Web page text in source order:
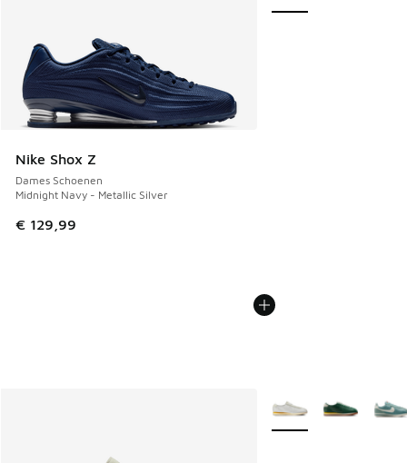
Nike Shox Z
Dames Schoenen
Midnight Navy - Metallic Silver
€ 129,99
Meer kleuren